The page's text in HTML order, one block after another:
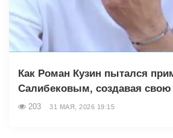
Как Роман Кузин пытался
Салибековым, создавая
203 31 МАЯ, 2026 19:15